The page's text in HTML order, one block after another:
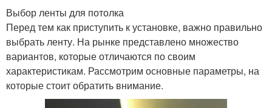
Выбор ленты для потолка
Перед тем как приступить к установке, важно правильно
выбрать ленту. На рынке представлено множество
вариантов, которые отличаются по своим
характеристикам. Рассмотрим основные параметры, на
которые стоит обратить внимание.